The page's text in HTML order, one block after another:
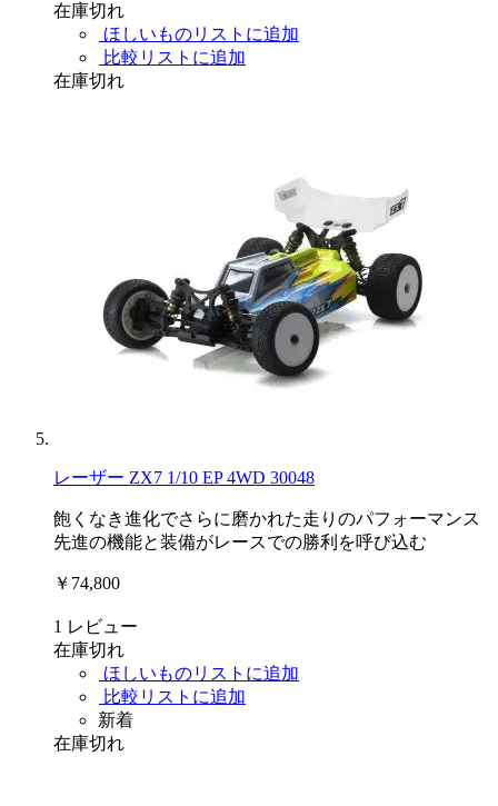
在庫切れ
ほしいものリストに追加
比較リストに追加
在庫切れ
レーザー ZX7 1/10 EP 4WD 30048
飽くなき進化でさらに磨かれた走りのパフォーマンス
先進の機能と装備がレースでの勝利を呼び込む
￥74,800
1 レビュー
在庫切れ
ほしいものリストに追加
比較リストに追加
新着
在庫切れ